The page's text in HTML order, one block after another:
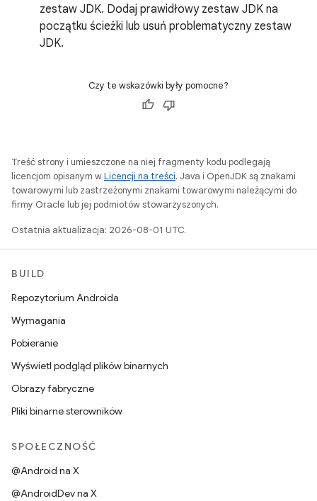
zestaw JDK. Dodaj prawidłowy zestaw JDK na
początku ścieżki lub usuń problematyczny zestaw
JDK.
Czy te wskazówki były pomocne?
Treść strony i umieszczone na niej fragmenty kodu podlegają
licencjom opisanym wLicencji na treści. Java i OpenJDK są znakami
towarowymi lub zastrzeżonymi znakami towarowymi należącymi do
firmy Oracle lub jej podmiotów stowarzyszonych.
Ostatnia aktualizacja: 2026-08-01 UTC.
BUILD
Repozytorium Androida
Wymagania
Pobieranie
Wyświetl podgląd plików binarnych
Obrazy fabryczne
Pliki binarne sterowników
SPOŁECZNOŚĆ
@Android na X
@AndroidDev na X